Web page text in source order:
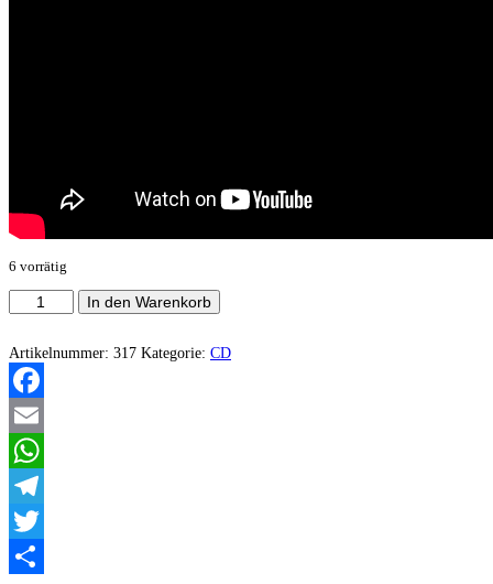
6 vorrätig
hoC
Nonkonform
Menge
In den Warenkorb
Artikelnummer: 317 Kategorie: CD
Facebook
Email
WhatsApp
Telegram
Twitter